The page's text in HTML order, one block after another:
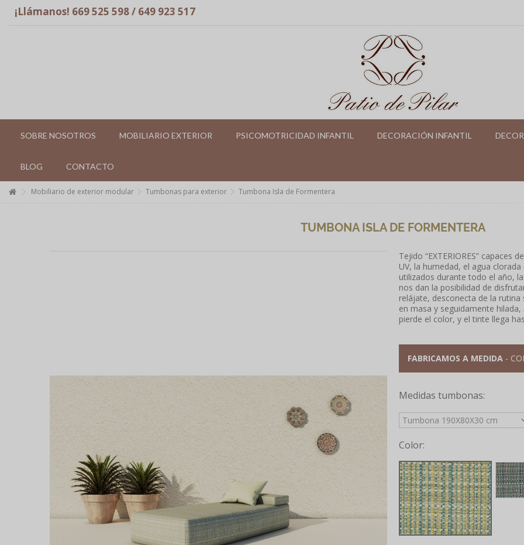
¡Llámanos! 669 525 598 / 649 923 517
SOBRE NOSOTROS MOBILIARIO EXTERIOR PSICOMOTRICIDAD INFANTIL DECORACIÓN INFANTIL
BLOG CONTACTO
Mobiliario de exterior modular Tumbonas para exterior Tumbona Isla de Formentera
TUMBONA ISLA DE FORMENTERA
Tejido “EXTERIORES”
UV, la humedad, el agua
utilizados durante todo el año,
nos dan la posibilidad de
relájate, desconecta de la
en masa y seguidamente
pierde el color, y el tinte llega
FABRICAMOS A MEDIDA -
Medidas tumbonas:
Color: